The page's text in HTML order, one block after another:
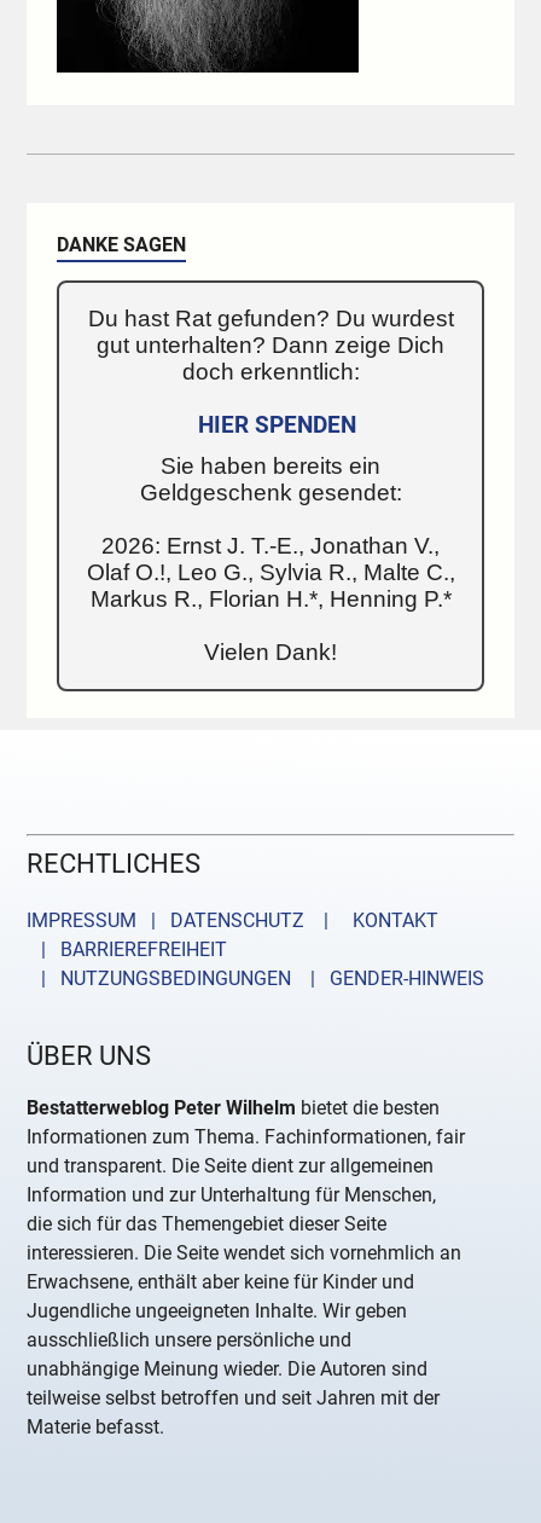
DANKE SAGEN
Du hast Rat gefunden? Du wurdest
gut unterhalten? Dann zeige Dich
doch erkenntlich:
HIER SPENDEN
Sie haben bereits ein
Geldgeschenk gesendet:
2026: Ernst J. T.-E., Jonathan V.,
Olaf O.!, Leo G., Sylvia R., Malte C.,
Markus R., Florian H.*, Henning P.*
Vielen Dank!
RECHTLICHES
IMPRESSUM | DATENSCHUTZ |
KONTAKT
| BARRIEREFREIHEIT
| NUTZUNGSBEDINGUNGEN
| GENDER-HINWEIS
ÜBER UNS
Bestatterweblog Peter Wilhelm bietet die besten
Informationen zum Thema. Fachinformationen, fair
und transparent. Die Seite dient zur allgemeinen
Information und zur Unterhaltung für Menschen,
die sich für das Themengebiet dieser Seite
interessieren. Die Seite wendet sich vornehmlich an
Erwachsene, enthält aber keine für Kinder und
Jugendliche ungeeigneten Inhalte. Wir geben
ausschließlich unsere persönliche und
unabhängige Meinung wieder. Die Autoren sind
teilweise selbst betroffen und seit Jahren mit der
Materie befasst.